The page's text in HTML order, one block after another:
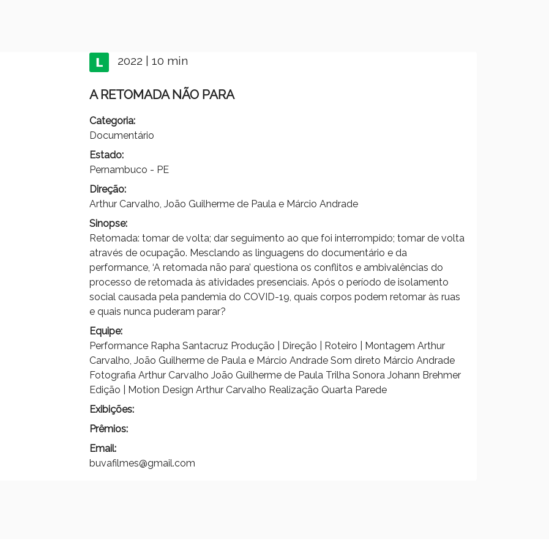
2022 | 10 min
A RETOMADA NÃO PARA
Categoria:
Documentário
Estado:
Pernambuco - PE
Direção:
Arthur Carvalho, João Guilherme de Paula e Márcio Andrade
Sinopse:
Retomada: tomar de volta; dar seguimento ao que foi interrompido; tomar de volta
através de ocupação. Mesclando as linguagens do documentário e da
performance, ‘A retomada não para’ questiona os conflitos e ambivalências do
processo de retomada às atividades presenciais. Após o período de isolamento
social causada pela pandemia do COVID-19, quais corpos podem retomar às ruas
e quais nunca puderam parar?
Equipe:
Performance Rapha Santacruz Produção | Direção | Roteiro | Montagem Arthur
Carvalho, João Guilherme de Paula e Márcio Andrade Som direto Márcio Andrade
Fotografia Arthur Carvalho João Guilherme de Paula Trilha Sonora Johann Brehmer
Edição | Motion Design Arthur Carvalho Realização Quarta Parede
Exibições:
Prêmios:
Email:
buvafilmes@gmail.com